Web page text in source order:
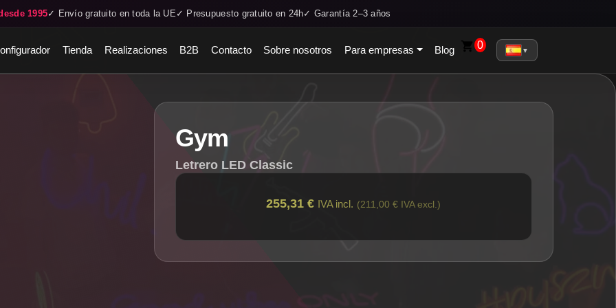
1995✓ Envío gratuito en toda la UE ✓ Presupuesto gratuito en 24h✓ Garantía 2–3 años
Tienda Realizaciones B2B Contacto Sobre nosotros Para empresas Blog 0 ▼
Gym
Letrero LED Classic
255,31 € IVA incl. (211,00 € IVA excl.)